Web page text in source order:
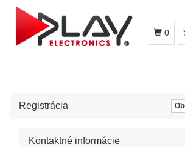
0
Registrácia
Kontaktné informácie